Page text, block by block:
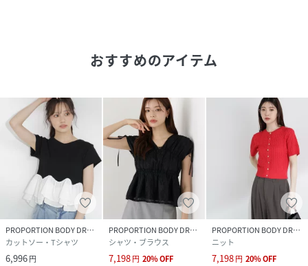
おすすめのアイテム
PROPORTION BODY DRESSING
カットソー・Tシャツ
6,996円
PROPORTION BODY DRESSING
シャツ・ブラウス
7,198円 20%OFF
PROPORTION BODY DRESSING
ニット
7,198円 20%OFF